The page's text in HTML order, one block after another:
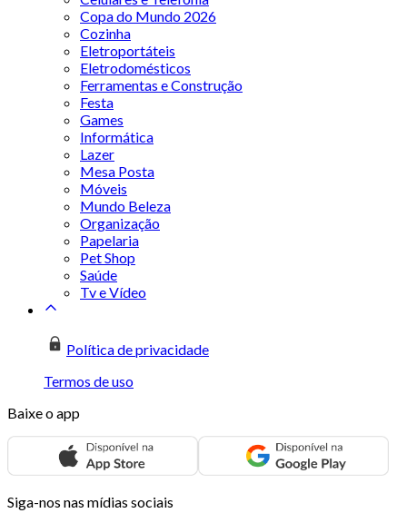
Copa do Mundo 2026
Cozinha
Eletroportáteis
Eletrodomésticos
Ferramentas e Construção
Festa
Games
Informática
Lazer
Mesa Posta
Móveis
Mundo Beleza
Organização
Papelaria
Pet Shop
Saúde
Tv e Vídeo
Política de privacidade
Termos de uso
Baixe o app
Siga-nos nas mídias sociais